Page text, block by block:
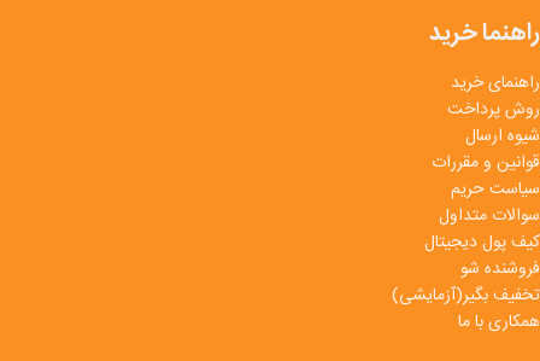
راهنما خرید
راهنمای خرید
روش پرداخت
شیوه ارسال
قوانین و مقررات
سیاست حریم
سوالات متداول
کیف پول دیجیتال
فروشنده شو
تخفیف بگیر(آزمایشی)
همکاری با ما